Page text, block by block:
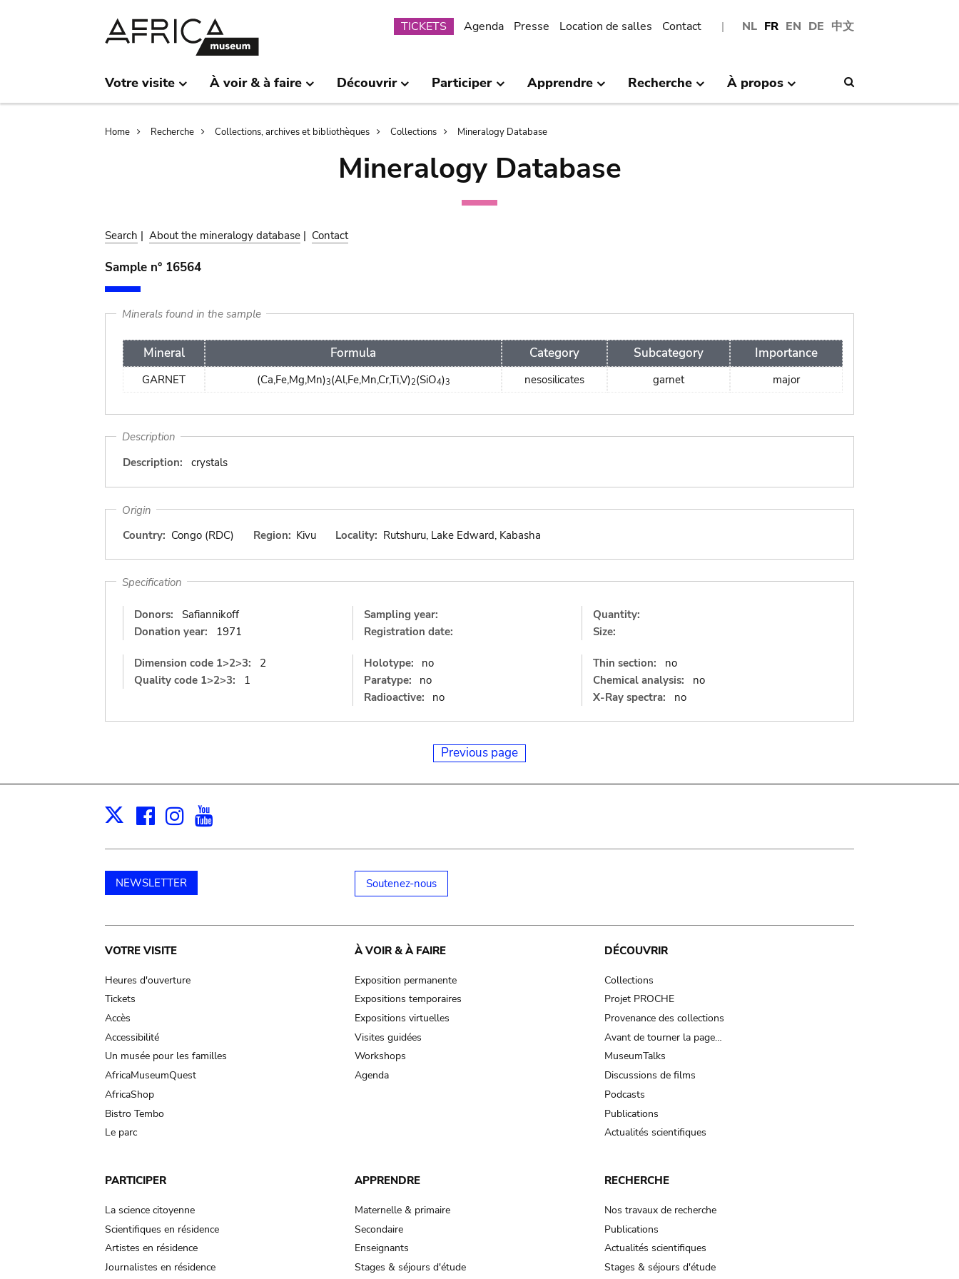
NL FR EN DE 中文
Submenu
TICKETS Agenda Presse Location de salles Contact
Votre visite À voir & à faire Découvrir Participer Apprendre Recherche À propos
Breadcrumb
Home Recherche Collections, archives et bibliothèques Collections Mineralogy Database
Mineralogy Database
Search | About the mineralogy database | Contact
Sample n° 16564
Minerals found in the sample
Mineral Formula Category Subcategory Importance
GARNET (Ca,Fe,Mg,Mn)3(Al,Fe,Mn,Cr,Ti,V)2(SiO4)3 nesosilicates garnet major
Description
Description:
crystals
Origin
Country: Congo (RDC) Region: Kivu Locality: Rutshuru, Lake Edward, Kabasha
Specification
Donors:
Safiannikoff
Donation year:
1971
Sampling year:
Registration date:
Quantity:
Size:
Dimension code 1>2>3:
2
Quality code 1>2>3:
1
Holotype:
no
Paratype:
no
Radioactive:
no
Thin section:
no
Chemical analysis:
no
X-Ray spectra:
no
Previous page
X Facebook
Instagram
NEWSLETTER Soutenez-nous
Main
navigation
VOTRE VISITE
Heures d'ouverture
Tickets
Accès
Accessibilité
Un musée pour les familles
AfricaMuseumQuest
AfricaShop
Bistro Tembo
Le parc
À VOIR & À FAIRE
Exposition permanente
Expositions temporaires
Expositions virtuelles
Visites guidées
Workshops
Agenda
DÉCOUVRIR
Collections
Projet PROCHE
Provenance des collections
Avant de tourner la page…
MuseumTalks
Discussions de films
Podcasts
Publications
Actualités scientifiques
PARTICIPER
La science citoyenne
Scientifiques en résidence
Artistes en résidence
Journalistes en résidence
APPRENDRE
Maternelle & primaire
Secondaire
Enseignants
Stages & séjours d'étude
RECHERCHE
Nos travaux de recherche
Publications
Actualités scientifiques
Stages & séjours d'étude